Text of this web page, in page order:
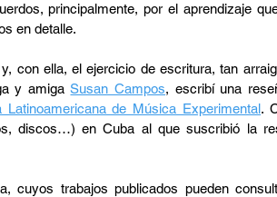
principalmente, por el aprendizaje
en detalle.
con ella, el ejercicio de escritura, tan
y amigaSusan Campos, escribí una
Latinoamericana de Música Experimental.
discos…) en Cuba al que suscribió la
cuyos trabajos publicados pueden